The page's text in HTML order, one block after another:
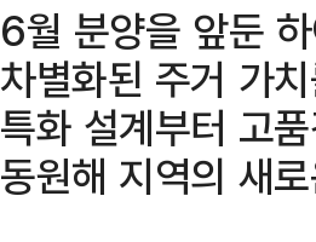
6월 분양을 앞둔
차별화된 주거 가
특화 설계부터 고
동원해 지역의 새